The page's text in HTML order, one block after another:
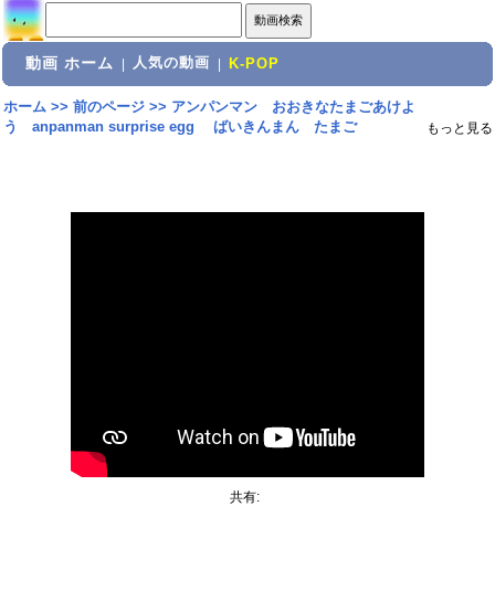
動画 ホーム 人気の動画 K-POP
ホーム>> 前のページ>> アンパンマン おおきなたまごあけよ
う anpanman surprise egg ばいきんまん たまご
もっと見る
共有: